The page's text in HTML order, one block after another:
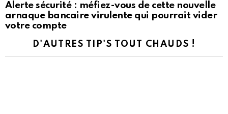
Alerte sécurité : méfiez-vous de cette nouvelle
arnaque bancaire virulente qui pourrait vider
votre compte
D'AUTRES TIP'S TOUT CHAUDS !